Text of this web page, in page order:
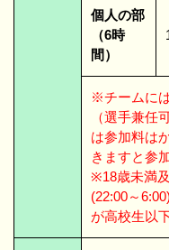
個人の部
（6時
間）
※チームに
（選手兼任
は参加料は
きますと参
※18歳未満
(22:00～
が高校生以